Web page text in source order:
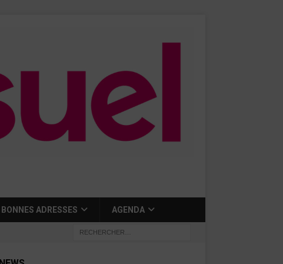
BONNES ADRESSES AGENDA